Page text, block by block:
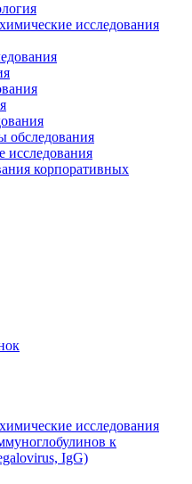
исследования
обследования
исследования
корпоративных
исследования
к
IgG)